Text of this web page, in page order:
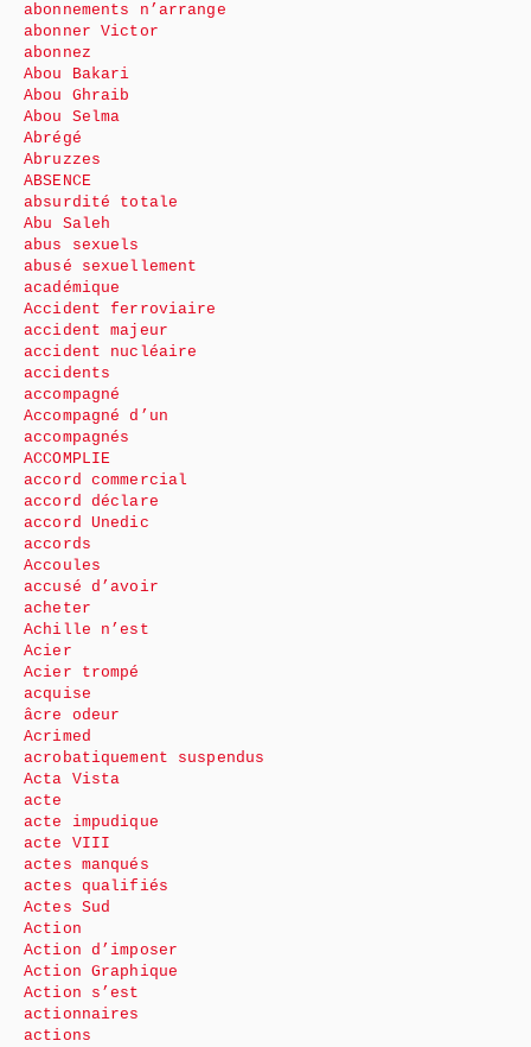
abonnements n’arrange
abonner Victor
abonnez
Abou Bakari
Abou Ghraib
Abou Selma
Abrégé
Abruzzes
ABSENCE
absurdité totale
Abu Saleh
abus sexuels
abusé sexuellement
académique
Accident ferroviaire
accident majeur
accident nucléaire
accidents
accompagné
Accompagné d’un
accompagnés
ACCOMPLIE
accord commercial
accord déclare
accord Unedic
accords
Accoules
accusé d’avoir
acheter
Achille n’est
Acier
Acier trompé
acquise
âcre odeur
Acrimed
acrobatiquement suspendus
Acta Vista
acte
acte impudique
acte VIII
actes manqués
actes qualifiés
Actes Sud
Action
Action d’imposer
Action Graphique
Action s’est
actionnaires
actions